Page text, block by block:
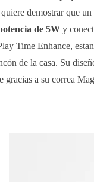
demostrar que
de 5W y
Time Enhance,
de la casa. Su
gracias a su correa